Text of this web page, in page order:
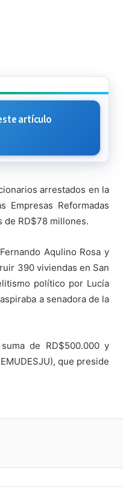
artículo
arrestados en la
Empresas Reformadas
de RD$78 millones.
Aqulino Rosa y
390 viviendas en San
político por Lucía
a senadora de la
de RD$500.000 y
que preside